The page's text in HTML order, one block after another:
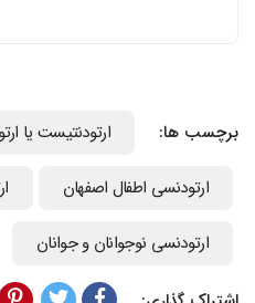
برچسب ها: ارتودنتیست یا
ارتودنسي اطفال اصفهان
ارتودنسی نوجوانان و جوانان